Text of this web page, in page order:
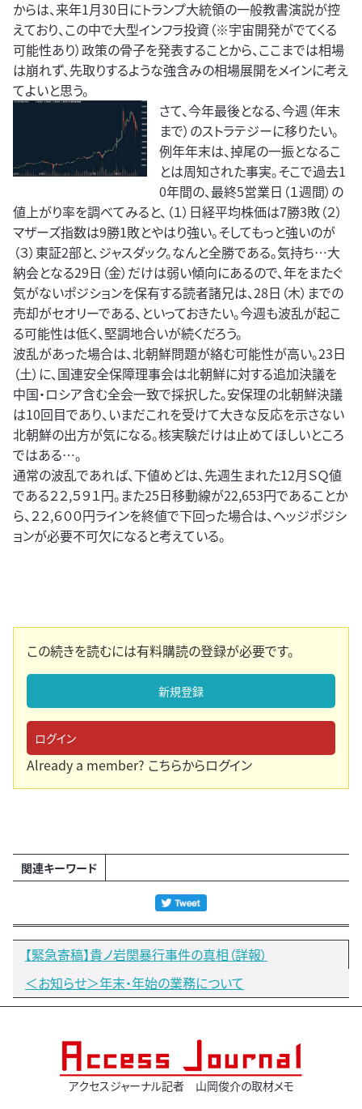
からは、来年1月30日にトランプ大統領の一般教書演説が控
えており、この中で大型インフラ投資（※宇宙開発がでてくる
可能性あり）政策の骨子を発表することから、ここまでは相場
は崩れず、先取りするような強含みの相場展開をメインに考え
てよいと思う。
さて、今年最後となる、今週（年末
まで）のストラテジーに移りたい。
例年年末は、掉尾の一振となるこ
とは周知された事実。そこで過去1
0年間の、最終5営業日（１週間）の
値上がり率を調べてみると、（１）日経平均株価は7勝3敗（２）
マザーズ指数は9勝1敗とやはり強い。そしてもっと強いのが
（３）東証2部と、ジャスダック。なんと全勝である。気持ち…大
納会となる29日（金）だけは弱い傾向にあるので、年をまたぐ
気がないポジションを保有する読者諸兄は、28日（木）までの
売却がセオリーである、といっておきたい。今週も波乱が起こ
る可能性は低く、堅調地合いが続くだろう。
波乱があった場合は、北朝鮮問題が絡む可能性が高い。23日
（土）に、国連安全保障理事会は北朝鮮に対する追加決議を
中国・ロシア含む全会一致で採択した。安保理の北朝鮮決議
は10回目であり、いまだこれを受けて大きな反応を示さない
北朝鮮の出方が気になる。核実験だけは止めてほしいところ
ではある…。
通常の波乱であれば、下値めどは、先週生まれた12月ＳＱ値
である２２,５９１円。また25日移動線が22,653円であることか
ら、２２,６００円ラインを終値で下回った場合は、ヘッジポジシ
ョンが必要不可欠になると考えている。
この続きを読むには有料購読の登録が必要です。
新規登録
ログイン
Already a member? こちらからログイン
関連キーワード
【緊急寄稿】貴ノ岩関暴行事件の真相（詳報）
＜お知らせ＞年末・年始の業務について
アクセスジャーナル記者 山岡俊介の取材メモ